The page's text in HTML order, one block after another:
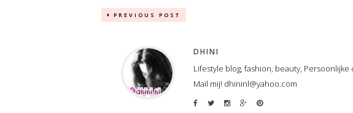
PREVIOUS POST
DHINI
Lifestyle blog, fashion, beauty,
Mail mij! dhininl@yahoo.com